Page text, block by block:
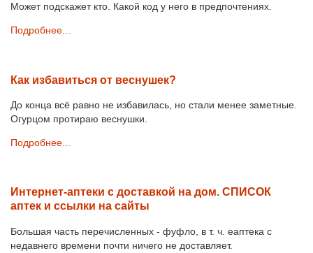
Может подскажет кто. Какой код у него в предпочтениях.
Подробнее...
Как избавиться от веснушек?
До конца всё равно не избавилась, но стали менее заметные.
Огурцом протираю веснушки.
Подробнее...
Интернет-аптеки с доставкой на дом. СПИСОК
аптек и ссылки на сайты
Большая часть перечисленных - фуфло, в т. ч. еаптека с
недавнего времени почти ничего не доставляет.